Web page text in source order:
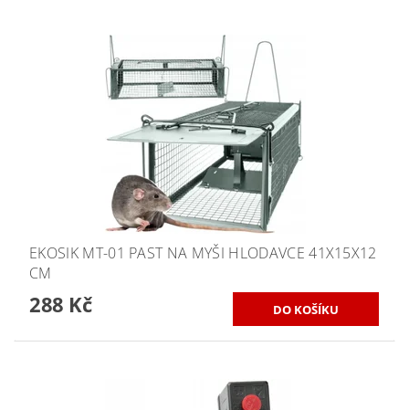
EKOSIK MT-01 PAST NA MYŠI HLODAVCE 41X15X12
CM
288 Kč